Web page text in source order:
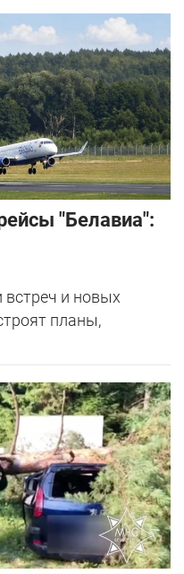
"Белавиа":
и новых
планы,